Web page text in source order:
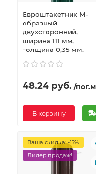
Евроштакетник М-
образный
двухсторонний,
ширина 111 мм,
толщина 0,35 мм.
48.24 руб. /пог.м
В корзину
Ваша скидка: -15%
Лидер продаж!